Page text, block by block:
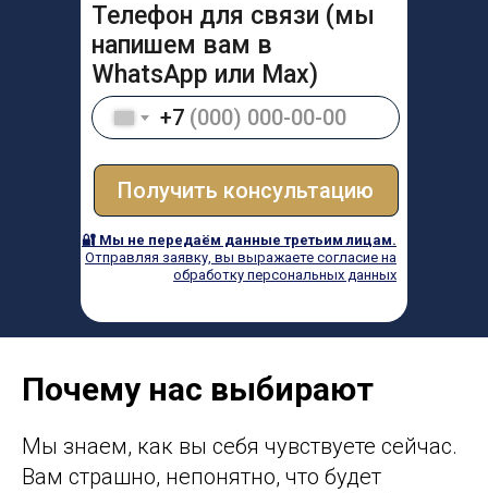
🔐 Мы не передаём данные третьим лицам.
Отправляя заявку, вы выражаете согласие на
обработку персональных данных
Телефон для связи (мы
напишем вам в
WhatsApp или Max)
+7
Получить консультацию
Почему нас выбирают
Мы знаем, как вы себя чувствуете сейчас.
Вам страшно, непонятно, что будет